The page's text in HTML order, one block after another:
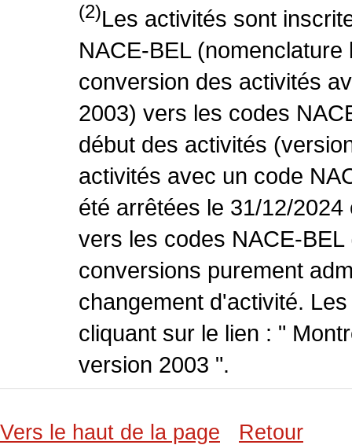
(2)Les activités sont
NACE-BEL
conversion des activités
2003) vers les codes
début des activités
activités avec un code
été arrêtées le 31/12/
vers les codes NACE-
conversions purement
changement d'activité.
cliquant sur le lien : "
version 2003 ".
Vers le haut de la page Retour